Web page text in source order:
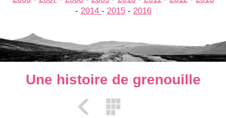
- 2014 - 2015- 2016
Une histoire de grenouille